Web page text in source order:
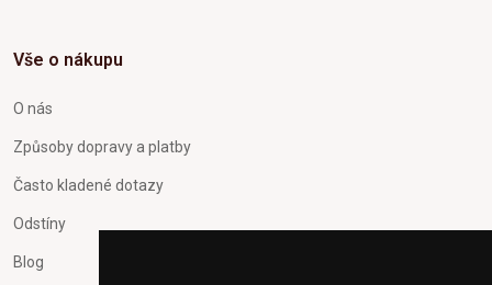
Vše o nákupu
O nás
Způsoby dopravy a platby
Často kladené dotazy
Odstíny
Blog